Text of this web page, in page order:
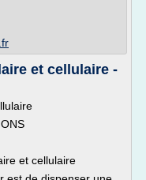
et cellulaire -
et cellulaire